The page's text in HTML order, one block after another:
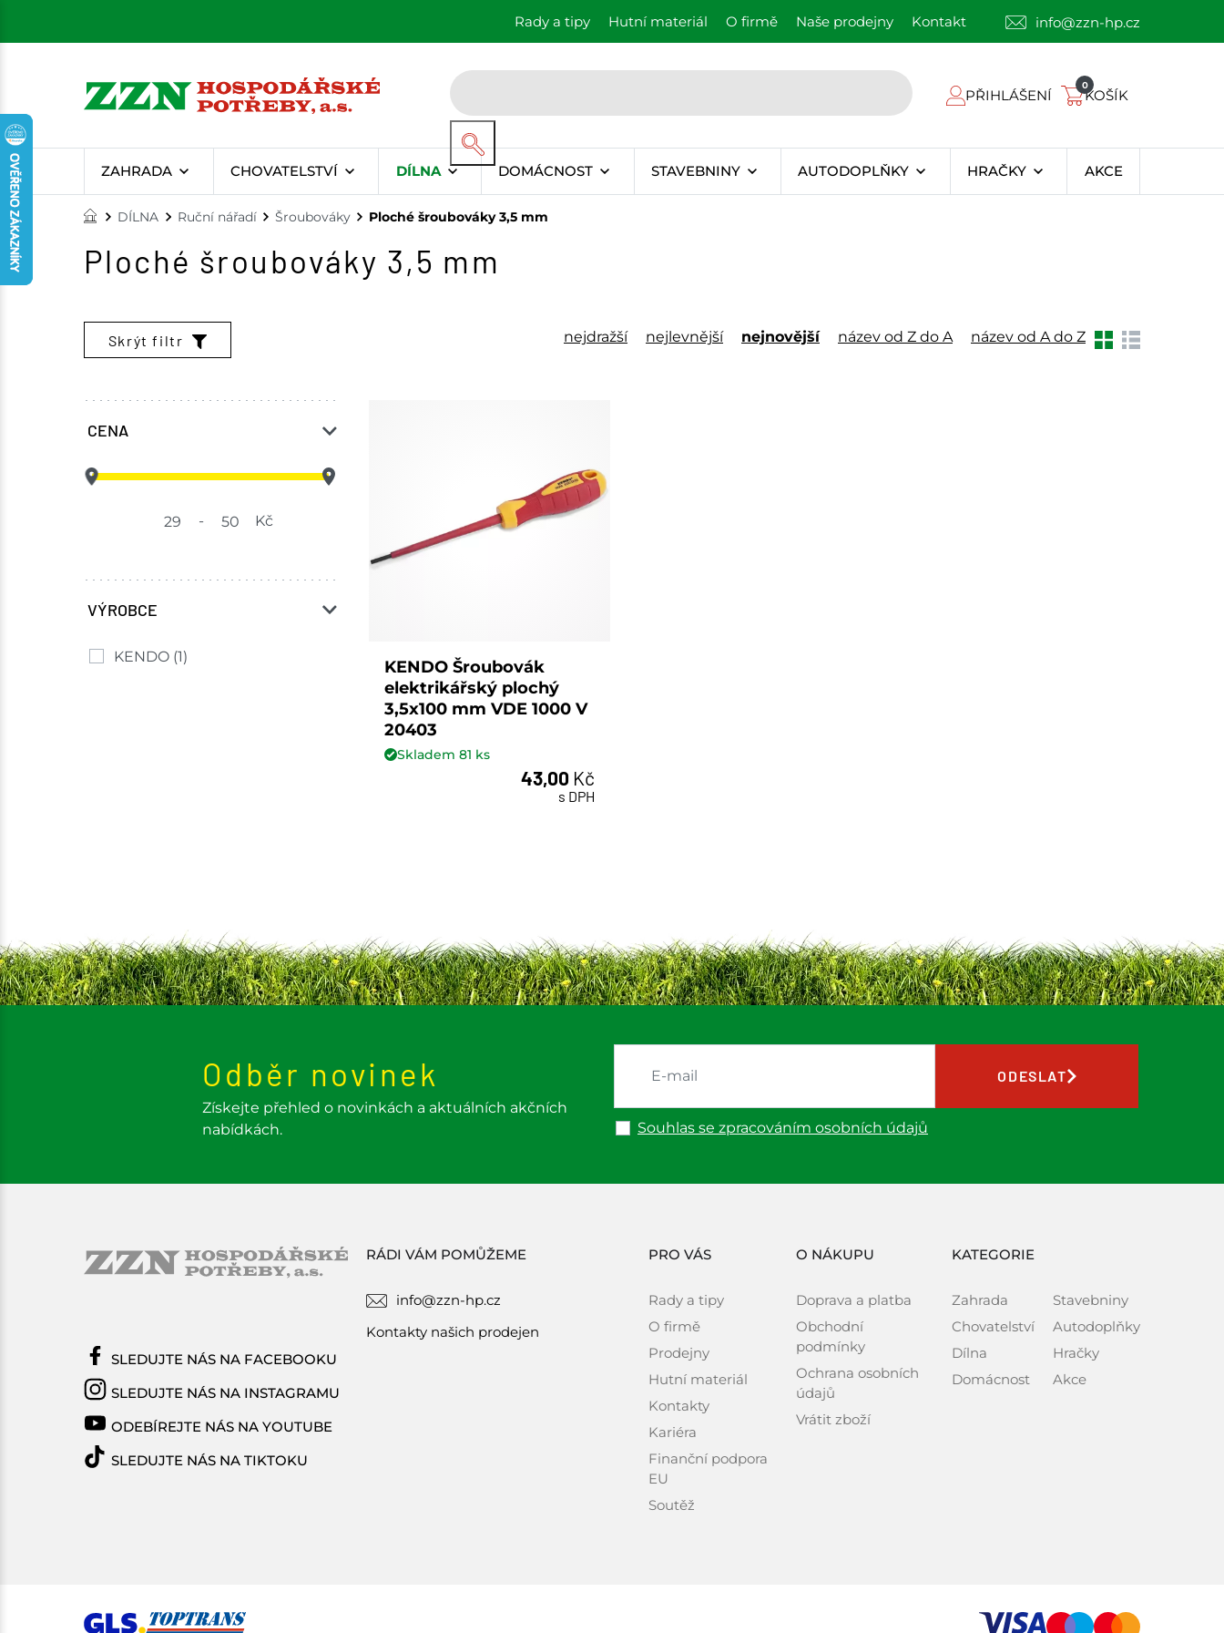
Rady a tipy Hutní materiál O firmě Naše prodejny Kontakt info@zzn-hp.cz
PŘIHLÁŠENÍ
0
KOŠÍK
ZAHRADA CHOVATELSTVÍ DÍLNA DOMÁCNOST STAVEBNINY AUTODOPLŇKY HRAČKY AKCE
DÍLNA Ruční nářadí Šroubováky Ploché šroubováky 3,5 mm
Ploché šroubováky 3,5 mm
Skrýt filtr nejdražší nejlevnější nejnovější název od Z do A název od A do Z
CENA
- Kč
VÝROBCE
KENDO (1)
KENDO Šroubovák
elektrikářský plochý
3,5x100 mm VDE 1000 V
20403
Skladem81 ks
43,00 Kč
s DPH
Odběr novinek
Získejte přehled o novinkách a aktuálních akčních
nabídkách.
Souhlas se zpracováním osobních údajů
ODESLAT
RÁDI VÁM POMŮŽEME
info@zzn-hp.cz
Kontakty našich prodejen
PRO VÁS
Rady a tipy
O firmě
Prodejny
Hutní materiál
Kontakty
Kariéra
Finanční podpora
EU
Soutěž
O NÁKUPU
Doprava a platba
Obchodní
podmínky
Ochrana osobních
údajů
Vrátit zboží
KATEGORIE
Zahrada
Chovatelství
Dílna
Domácnost
Stavebniny
Autodoplňky
Hračky
Akce
SLEDUJTE NÁS NA FACEBOOKU
SLEDUJTE NÁS NA INSTAGRAMU
ODEBÍREJTE NÁS NA YOUTUBE
SLEDUJTE NÁS NA TIKTOKU